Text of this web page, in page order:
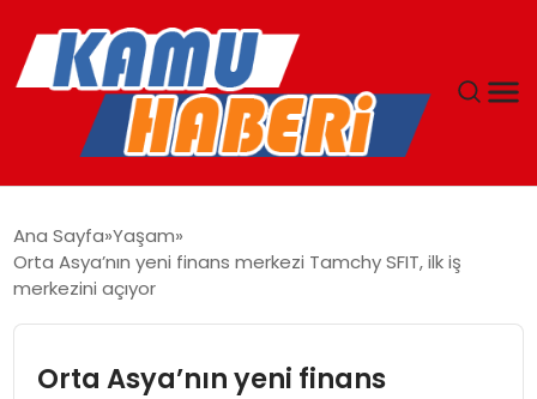
YAŞAM
Ana Sayfa Yaşam
Orta Asya’nın yeni finans merkezi Tamchy SFIT, ilk iş
merkezini açıyor
Orta Asya’nın yeni finans